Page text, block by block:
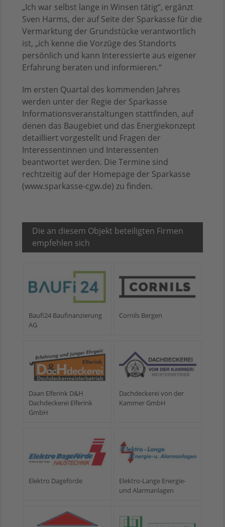
„Ich war selbst lange in Winsen tätig“, ergänzt
Sven Harms, der auf Seite der Sparkasse für die
Vermarktung der Grundstücke verantwortlich
ist, „ich kenne die Vorzüge des Standorts
persönlich und kann Interessierte aus eigener
Erfahrung beraten und informieren.“
Im ersten Quartal des kommenden Jahres
werden unter der Regie der Sparkasse
Informations­veranstaltungen stattfinden, auf
denen das Baugebiet und das Energiekonzept
detailliert vorgestellt und Fragen der
Interessentinnen und Interessenten
beantwortet werden. Die Termine sind
rechtzeitig auf der Homepage der Sparkasse
(www.sparkasse-cgw.de) zu finden.
Die an diesem Objekt beteiligten Firmen
empfehlen sich
Baufi24 Baufinanzierung
AG
Cornils Bergen
Daan Elferink D&H
Dachdeckerei Elferink
GmbH
Dachdeckerei von der
Kammer GmbH
Elektro Dageförde
Elektro-Lange Energie-
und Alarmanlagen